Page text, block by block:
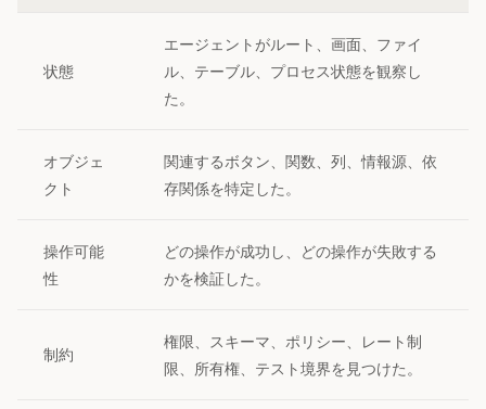
状態
エージェントがルート、画面、ファイ
ル、テーブル、プロセス状態を観察し
た。
オブジェ
クト
関連するボタン、関数、列、情報源、依
存関係を特定した。
操作可能
性
どの操作が成功し、どの操作が失敗する
かを検証した。
制約
権限、スキーマ、ポリシー、レート制
限、所有権、テスト境界を見つけた。